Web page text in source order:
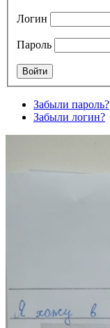
Логин
Пароль
Забыли пароль?
Забыли логин?